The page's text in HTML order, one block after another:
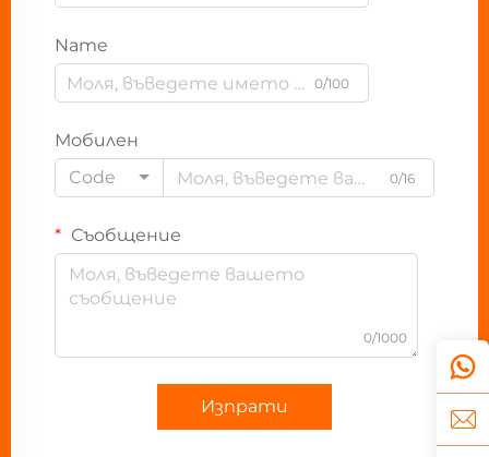
Name
0/100
Мобилен
Code
0/16
Съобщение
0/1000
Изпрати